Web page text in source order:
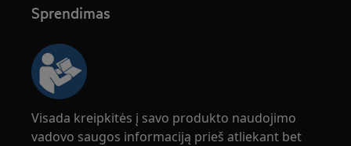
Sprendimas
Visada kreipkitės į savo produkto naudojimo
vadovo saugos informaciją prieš atliekant bet